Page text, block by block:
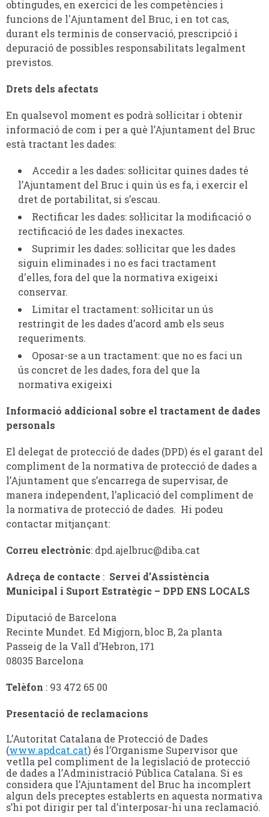
obtingudes, en exercici de les competències i
funcions de l'Ajuntament del Bruc, i en tot cas,
durant els terminis de conservació, prescripció i
depuració de possibles responsabilitats legalment
previstos.
Drets dels afectats
En qualsevol moment es podrà sol·licitar i obtenir
informació de com i per a què l’Ajuntament del Bruc
està tractant les dades:
Accedir a les dades: sol·licitar quines dades té
l’Ajuntament del Bruc i quin ús es fa, i exercir el
dret de portabilitat, si s’escau.
Rectificar les dades: sol·licitar la modificació o
rectificació de les dades inexactes.
Suprimir les dades: sol·licitar que les dades
siguin eliminades i no es faci tractament
d'elles, fora del que la normativa exigeixi
conservar.
Limitar el tractament: sol·licitar un ús
restringit de les dades d’acord amb els seus
requeriments.
Oposar-se a un tractament: que no es faci un
ús concret de les dades, fora del que la
normativa exigeixi
Informació addicional sobre el tractament de dades
personals
El delegat de protecció de dades (DPD) és el garant del
compliment de la normativa de protecció de dades a
l’Ajuntament que s’encarrega de supervisar, de
manera independent, l’aplicació del compliment de
la normativa de protecció de dades. Hi podeu
contactar mitjançant:
Correu electrònic: dpd.ajelbruc@diba.cat
Adreça de contacte : Servei d’Assistència
Municipal i Suport Estratègic – DPD ENS LOCALS
Diputació de Barcelona
Recinte Mundet. Ed Migjorn, bloc B, 2a planta
Passeig de la Vall d’Hebron, 171
08035 Barcelona
Telèfon : 93 472 65 00
Presentació de reclamacions
L’Autoritat Catalana de Protecció de Dades
(www.apdcat.cat) és l’Organisme Supervisor que
vetlla pel compliment de la legislació de protecció
de dades a l’Administració Pública Catalana. Si es
considera que l’Ajuntament del Bruc ha incomplert
algun dels preceptes establerts en aquesta normativa
s’hi pot dirigir per tal d’interposar-hi una reclamació.